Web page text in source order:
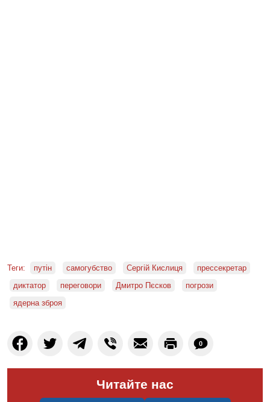
Теги: путін самогубство Сергій Кислиця
прессекретар
диктатор
переговори Дмитро Пєсков
погрози
ядерна зброя
0
Читайте нас